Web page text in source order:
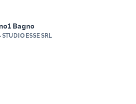
1 Bagno
ESSE SRL